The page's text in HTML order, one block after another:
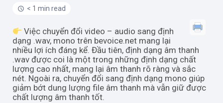
< 1 min read
Việc chuyển đổi video – audio sang định
dạng .wav, mono trên bevoice.net mang lại
nhiều lợi ích đáng kể. Đầu tiên, định dạng âm thanh
.wav được coi là một trong những định dạng chất
lượng cao nhất, mang lại âm thanh rõ ràng và sắc
nét. Ngoài ra, chuyển đổi sang định dạng mono giúp
giảm bớt dung lượng file âm thanh mà vẫn giữ được
chất lượng âm thanh tốt.